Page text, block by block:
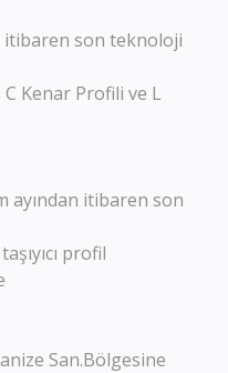
itibaren son teknoloji
Kenar Profili ve L
ayından itibaren son
profil
San.Bölgesine